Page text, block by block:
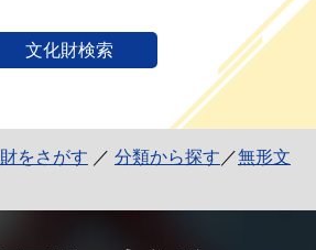
文化財検索
をさがす ／ 分類から探す ／無形文